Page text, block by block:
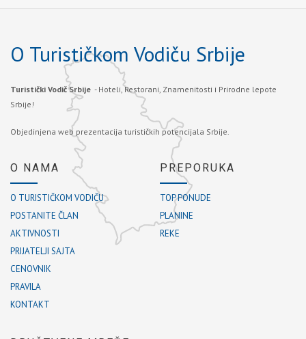
O Turističkom Vodiču Srbije
Turistički Vodič Srbije - Hoteli, Restorani, Znamenitosti i Prirodne lepote
Srbije!
Objedinjena web prezentacija turističkih potencijala Srbije.
O NAMA
O TURISTIČKOM VODIČU
POSTANITE ČLAN
AKTIVNOSTI
PRIJATELJI SAJTA
CENOVNIK
PRAVILA
KONTAKT
PREPORUKA
TOP PONUDE
PLANINE
REKE